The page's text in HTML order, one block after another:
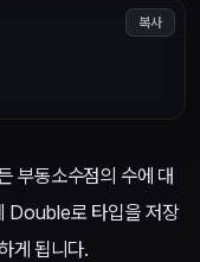
복사
부동소수점의 수에 대
Double로 타입을 저장
게 됩니다.